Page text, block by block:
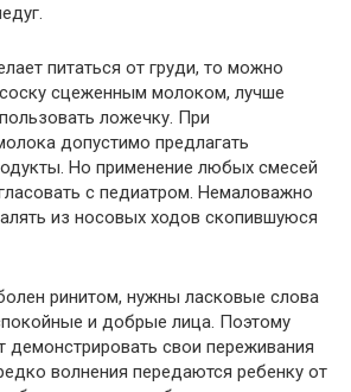
питаться от груди, то можно
сцеженным молоком, лучше
ложечку. При
допустимо предлагать
Но применение любых смесей
с педиатром. Немаловажно
из носовых ходов скопившуюся
ринитом, нужны ласковые слова
и добрые лица. Поэтому
демонстрировать свои переживания
волнения передаются ребенку от